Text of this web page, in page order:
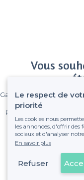
Vous
Gagnez de nombreux
Pas de commissions et
fixe sans
Le respect de
priorité
Les cookies nous
les annonces, d'offrir des
sociaux et d'analyser
En savoir plus
Refuser